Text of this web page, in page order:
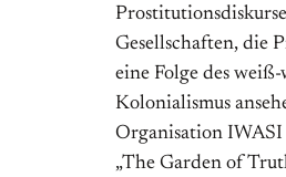
Gesellschaften, die
eine Folge des
Kolonialismus
Organisation
„The Garden of